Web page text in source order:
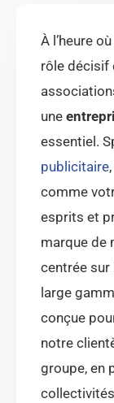
À l’heure
rôle décisif
une
essentiel.
publicitaire
comme
esprits et
marque de
centrée sur
large
conçue
notre
groupe, en